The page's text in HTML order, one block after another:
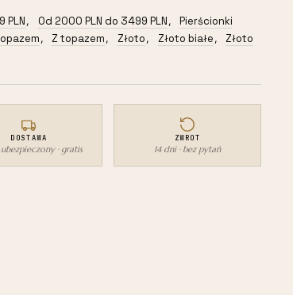
PLN , Od 2000 PLN do 3499 PLN , Pierścionki
,Z topazem ,Złoto , Złoto białe ,Złoto
DOSTAWA
· gratis
ZWROT
14 dni · bez pytań